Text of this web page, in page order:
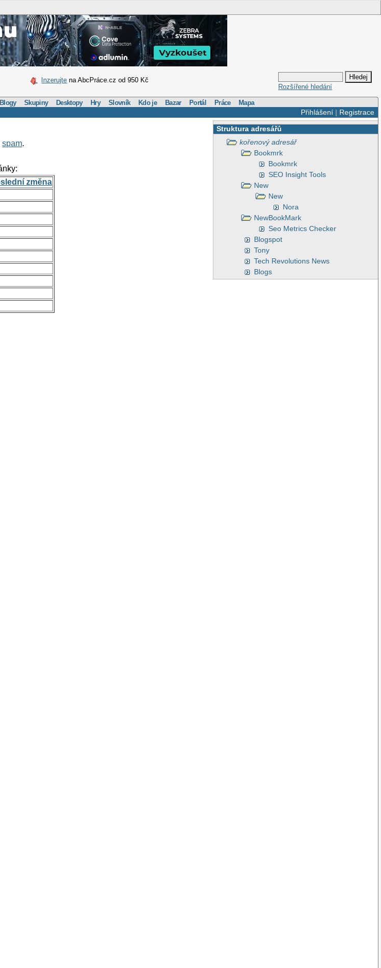
Inzerujte na AbcPráce.cz od 950 Kč
Rozšířené hledání
Blogy Skupiny Desktopy Hry Slovník Kdo je Bazar Portál Práce Mapa
Přihlášení| Registrace
Struktura adresářů
kořenový adresář
Bookmrk
Bookmrk
SEO Insight Tools
New
New
Nora
NewBookMark
Seo Metrics Checker
Blogspot
Tony
Tech Revolutions News
Blogs
spam.
změna